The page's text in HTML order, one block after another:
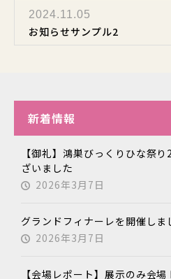
2024.11.05
お知らせサンプル2
新着情報
【御礼】鴻巣びっくりひな祭
ざいました
2026年3月7日
グランドフィナーレを開催しま
2026年3月7日
【会場レポート】展示のみ会